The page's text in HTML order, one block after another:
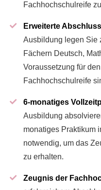
Fachhochschulreife
Erweiterte
Ausbildung legen Sie
Fächern Deutsch,
Voraussetzung für
Fachhochschulreife
6-monatiges
Ausbildung
monatiges Praktikum
notwendig, um das
zu erhalten.
Zeugnis der